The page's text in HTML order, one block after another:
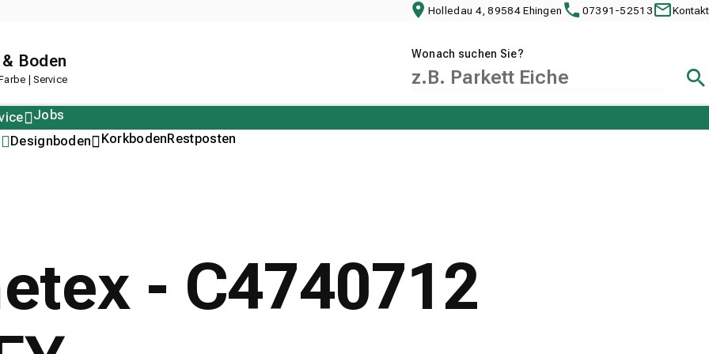
Holledau 4, 89584 Ehingen 07391-52513 Kontakt
Boden
| Service
Wonach suchen Sie?
Designboden KorkbodenRestposten
Jobs
- C4740712